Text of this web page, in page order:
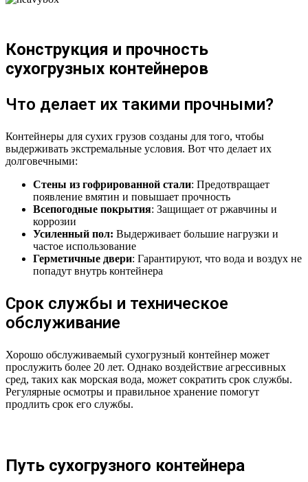
Конструкция и прочность
сухогрузных контейнеров
Что делает их такими прочными?
Контейнеры для сухих грузов созданы для того, чтобы
выдерживать экстремальные условия. Вот что делает их
долговечными:
Стены из гофрированной стали: Предотвращает
появление вмятин и повышает прочность
Всепогодные покрытия: Защищает от ржавчины и
коррозии
Усиленный пол: Выдерживает большие нагрузки и
частое использование
Герметичные двери: Гарантируют, что вода и воздух не
попадут внутрь контейнера
Срок службы и техническое
обслуживание
Хорошо обслуживаемый сухогрузный контейнер может
прослужить более 20 лет. Однако воздействие агрессивных
сред, таких как морская вода, может сократить срок службы.
Регулярные осмотры и правильное хранение помогут
продлить срок его службы.
Путь сухогрузного контейнера